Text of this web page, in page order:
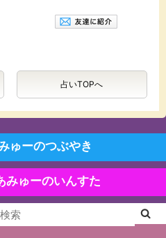
占いTOPへ
ーのつぶやき
ゅーのいんすた